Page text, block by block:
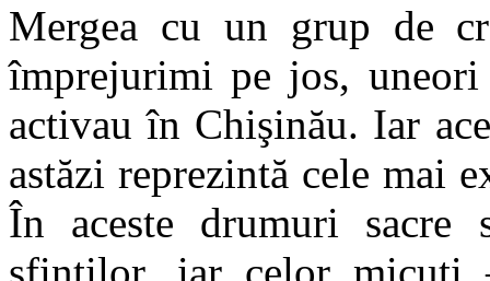
Mergea cu un grup de
împrejurimi pe jos, uneori
activau în Chişinău. Iar
astăzi reprezintă cele mai
În aceste drumuri sacre
sfinţilor, iar celor micuţi